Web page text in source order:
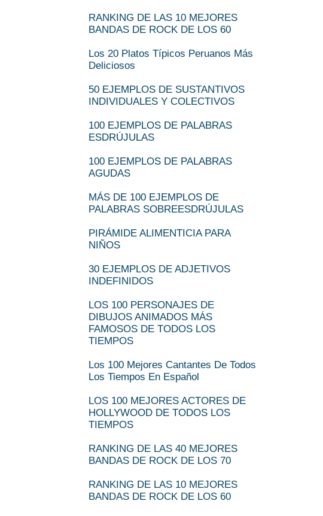
RANKING DE LAS 10 MEJORES
BANDAS DE ROCK DE LOS 60
Los 20 Platos Típicos Peruanos Más
Deliciosos
50 EJEMPLOS DE SUSTANTIVOS
INDIVIDUALES Y COLECTIVOS
100 EJEMPLOS DE PALABRAS
ESDRÚJULAS
100 EJEMPLOS DE PALABRAS
AGUDAS
MÁS DE 100 EJEMPLOS DE
PALABRAS SOBREESDRÚJULAS
PIRÁMIDE ALIMENTICIA PARA
NIÑOS
30 EJEMPLOS DE ADJETIVOS
INDEFINIDOS
LOS 100 PERSONAJES DE
DIBUJOS ANIMADOS MÁS
FAMOSOS DE TODOS LOS
TIEMPOS
Los 100 Mejores Cantantes De Todos
Los Tiempos En Español
LOS 100 MEJORES ACTORES DE
HOLLYWOOD DE TODOS LOS
TIEMPOS
RANKING DE LAS 40 MEJORES
BANDAS DE ROCK DE LOS 70
RANKING DE LAS 10 MEJORES
BANDAS DE ROCK DE LOS 60